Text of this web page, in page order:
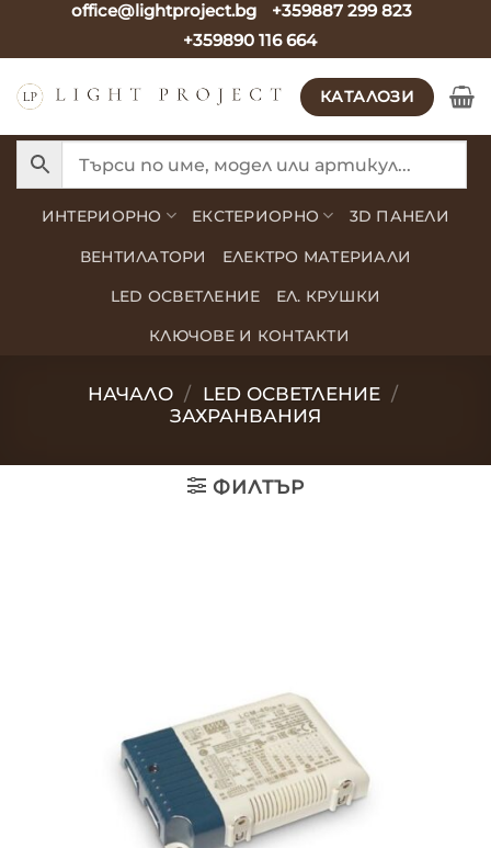
office@lightproject.bg
+359887 299 823
+359890 116 664
КАТАЛОЗИ
ИНТЕРИОРНО ЕКСТЕРИОРНО 3D ПАНЕЛИ
ВЕНТИЛАТОРИ ЕЛЕКТРО МАТЕРИАЛИ
LED ОСВЕТЛЕНИЕ ЕЛ. КРУШКИ
КЛЮЧОВЕ И КОНТАКТИ
НАЧАЛО / LED ОСВЕТЛЕНИЕ /
ЗАХРАНВАНИЯ
ФИЛТЪР